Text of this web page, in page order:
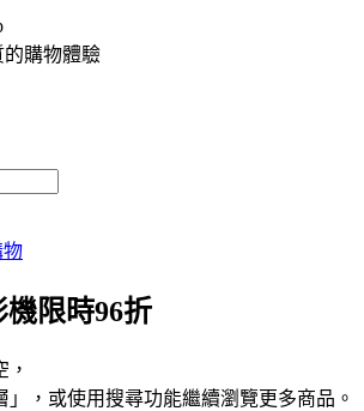
購物體驗
物
限時96折
，
」，或使用搜尋功能繼續瀏覽更多商品。